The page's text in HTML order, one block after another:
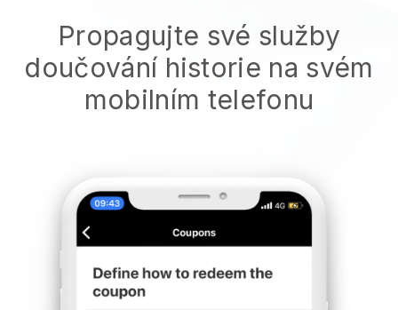
Propagujte své služby
doučování historie na svém
mobilním telefonu